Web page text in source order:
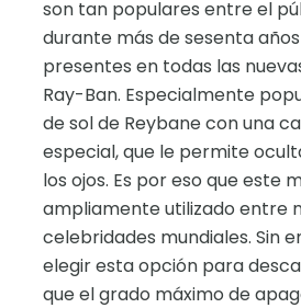
son tan populares entre el
durante más de sesenta
presentes en todas las
Ray-Ban. Especialmente
de sol de Reybane con una
especial, que le permite
los ojos. Es por eso que este
ampliamente utilizado entre
celebridades mundiales. Sin
elegir esta opción para
que el grado máximo de